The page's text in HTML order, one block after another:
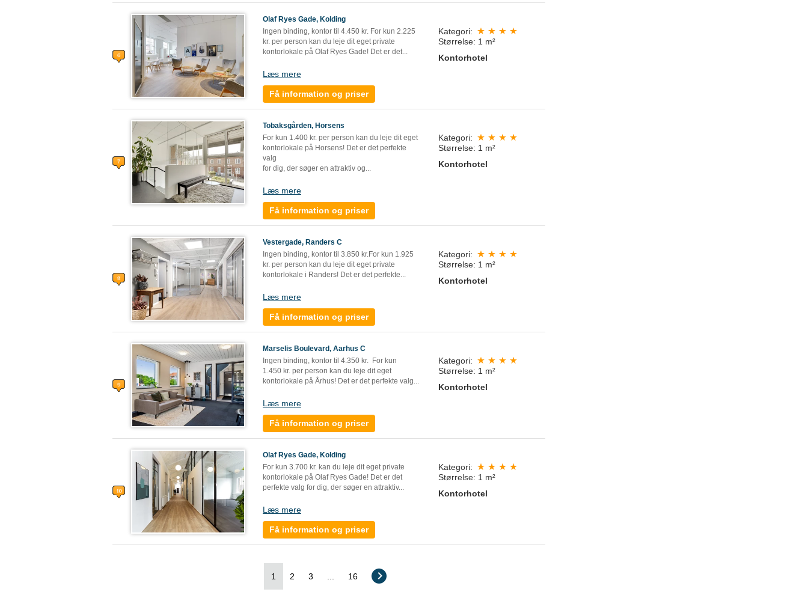
Olaf Ryes Gade, Kolding
Ingen binding, kontor til 4.450 kr. For kun 2.225
kr. per person kan du leje dit eget private
kontorlokale på Olaf Ryes Gade! Det er det...
Læs mere
Få information og priser
Kategori:
Størrelse: 1 m²
Kontorhotel
Tobaksgården, Horsens
For kun 1.400 kr. per person kan du leje dit eget
kontorlokale på Horsens! Det er det perfekte
valg
for dig, der søger en attraktiv og...
Læs mere
Få information og priser
Kategori:
Størrelse: 1 m²
Kontorhotel
Vestergade, Randers C
Ingen binding, kontor til 3.850 kr.For kun 1.925
kr. per person kan du leje dit eget private
kontorlokale i Randers! Det er det perfekte...
Læs mere
Få information og priser
Kategori:
Størrelse: 1 m²
Kontorhotel
Marselis Boulevard, Aarhus C
Ingen binding, kontor til 4.350 kr. For kun
1.450 kr. per person kan du leje dit eget
kontorlokale på Århus! Det er det perfekte valg...
Læs mere
Få information og priser
Kategori:
Størrelse: 1 m²
Kontorhotel
Olaf Ryes Gade, Kolding
For kun 3.700 kr. kan du leje dit eget private
kontorlokale på Olaf Ryes Gade! Det er det
perfekte valg for dig, der søger en attraktiv...
Læs mere
Få information og priser
Kategori:
Størrelse: 1 m²
Kontorhotel
1 2 3 16